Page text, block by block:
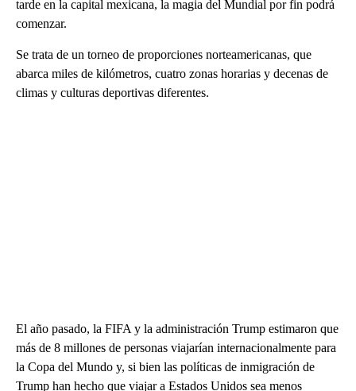
tarde en la capital mexicana, la magia del Mundial por fin podrá
comenzar.
Se trata de un torneo de proporciones norteamericanas, que
abarca miles de kilómetros, cuatro zonas horarias y decenas de
climas y culturas deportivas diferentes.
El año pasado, la FIFA y la administración Trump estimaron que
más de 8 millones de personas viajarían internacionalmente para
la Copa del Mundo y, si bien las políticas de inmigración de
Trump han hecho que viajar a Estados Unidos sea menos